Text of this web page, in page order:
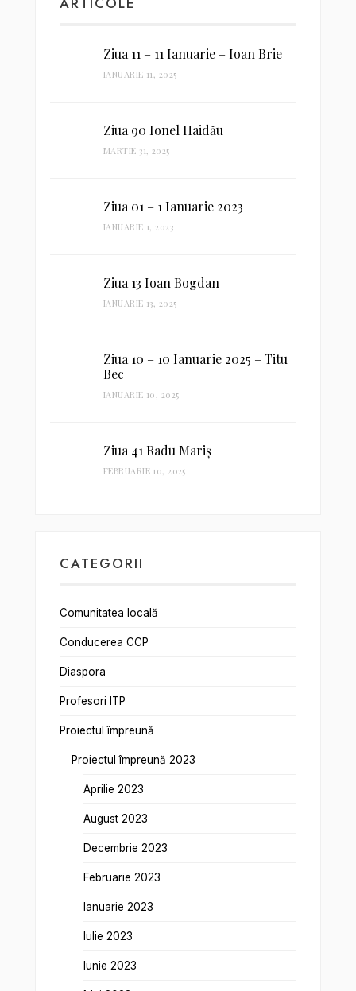
Ziua 11 – 11 Ianuarie – Ioan Brie
IANUARIE 11, 2025
Ziua 90 Ionel Haidău
MARTIE 31, 2025
Ziua 01 – 1 Ianuarie 2023
IANUARIE 1, 2023
Ziua 13 Ioan Bogdan
IANUARIE 13, 2025
Ziua 10 – 10 Ianuarie 2025 – Titu
Bec
IANUARIE 10, 2025
Ziua 41 Radu Mariș
FEBRUARIE 10, 2025
CATEGORII
Comunitatea locală
Conducerea CCP
Diaspora
Profesori ITP
Proiectul împreună
Proiectul împreună 2023
Aprilie 2023
August 2023
Decembrie 2023
Februarie 2023
Ianuarie 2023
Iulie 2023
Iunie 2023